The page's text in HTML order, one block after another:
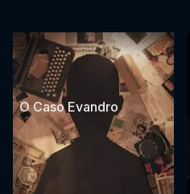
O Caso Evandro